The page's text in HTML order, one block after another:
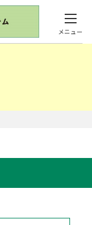
メニュー